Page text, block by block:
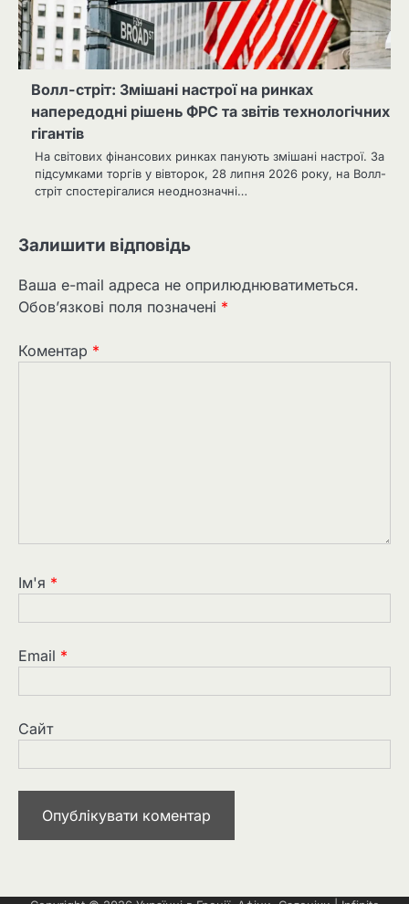
Волл-стріт: Змішані настрої на ринках
напередодні рішень ФРС та звітів технологічних
гігантів
На світових фінансових ринках панують змішані настрої. За
підсумками торгів у вівторок, 28 липня 2026 року, на Волл-
стріт спостерігалися неоднозначні…
Залишити відповідь
Ваша e-mail адреса не оприлюднюватиметься.
Обов’язкові поля позначені *
Коментар *
Ім'я *
Email *
Сайт